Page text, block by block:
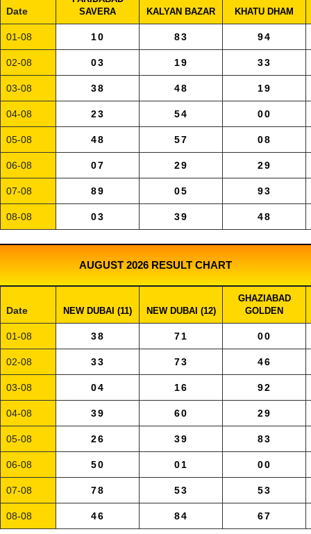
Date
SAVERA
KALYAN BAZAR KHATU DHAM
01-08 10 83 94
02-08 03 19 33
03-08 38 48 19
04-08 23 54 00
05-08 48 57 08
06-08 07 29 29
07-08 89 05 93
08-08 03 39 48
AUGUST 2026 RESULT CHART
Date NEW DUBAI (11) NEW DUBAI (12)
GHAZIABAD
GOLDEN
01-08 38 71 00
02-08 33 73 46
03-08 04 16 92
04-08 39 60 29
05-08 26 39 83
06-08 50 01 00
07-08 78 53 53
08-08 46 84 67